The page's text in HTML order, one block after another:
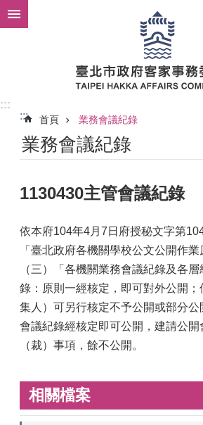
跳到主要內容區塊
:::
:::
首頁 業務會議紀錄
業務會議紀錄
1130430主管會議紀錄
依本府104年4月7日府授秘文字第
「臺北政府各機關學校公文公開作
（三）「各機關業務會議紀錄及各
錄：原則一經核定，即可對外公開；
集人）可另行核定不予公開或部分公
會議紀錄經核定即可公開，建請公開
（裁）事項，餘不公開。
相關檔案